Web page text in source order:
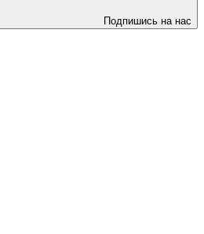
Подпишись на нас